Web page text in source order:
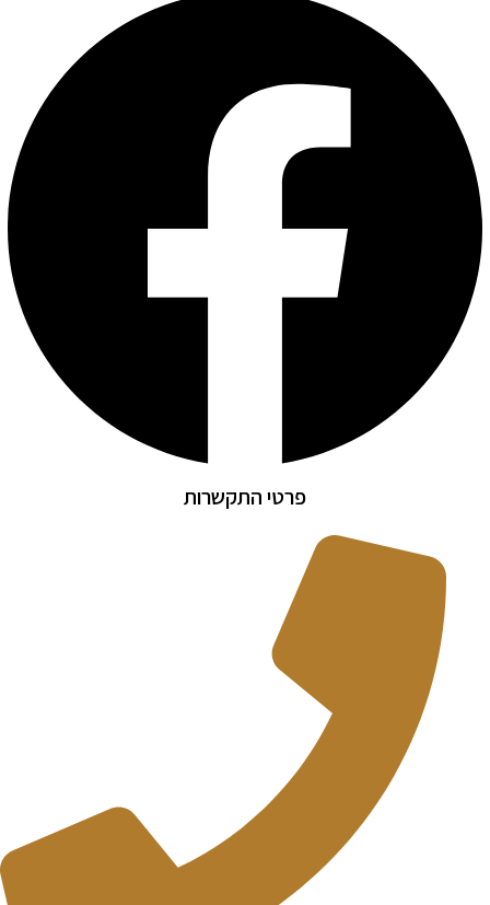
פרטי התקשרות